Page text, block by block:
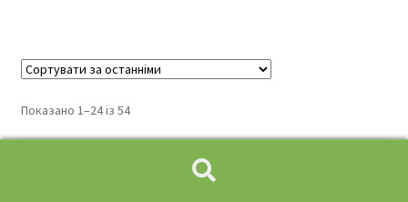
Показано 1–24 із 54
2